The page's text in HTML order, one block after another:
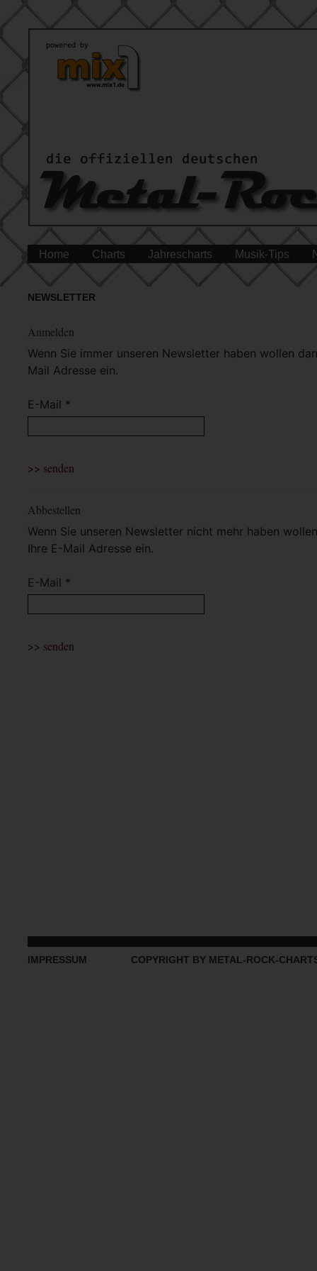
Home Charts Jahrescharts Musik-Tips
NEWSLETTER
Anmelden
Wenn Sie immer unseren Newsletter haben wollen
Mail Adresse ein.
E-Mail *
Abbestellen
Wenn Sie unseren Newsletter nicht mehr haben
Ihre E-Mail Adresse ein.
E-Mail *
IMPRESSUM COPYRIGHT BY METAL-ROCK-